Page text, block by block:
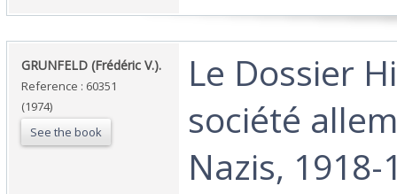
‎GRUNFELD (Frédéric V.).‎
Reference : 60351
(1974)
See the book
‎Le Dossier
société
Nazis, 1918-